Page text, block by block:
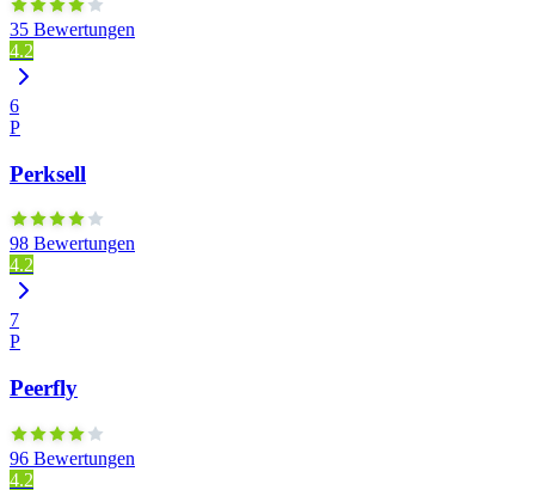
35 Bewertungen
4.2
6
P
Perksell
98 Bewertungen
4.2
7
P
Peerfly
96 Bewertungen
4.2